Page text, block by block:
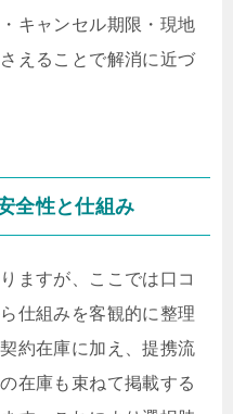
キャンセル期限・現地
えることで解消に近づ
全性と仕組み
ますが、ここでは口コ
仕組みを客観的に整理
約在庫に加え、提携流
在庫も束ねて掲載する